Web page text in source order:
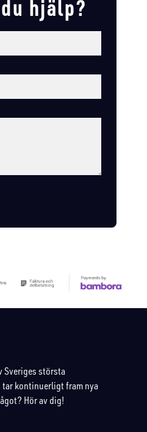
hjälp?
Sveriges största
kontinuerligt fram nya
Hör av dig!